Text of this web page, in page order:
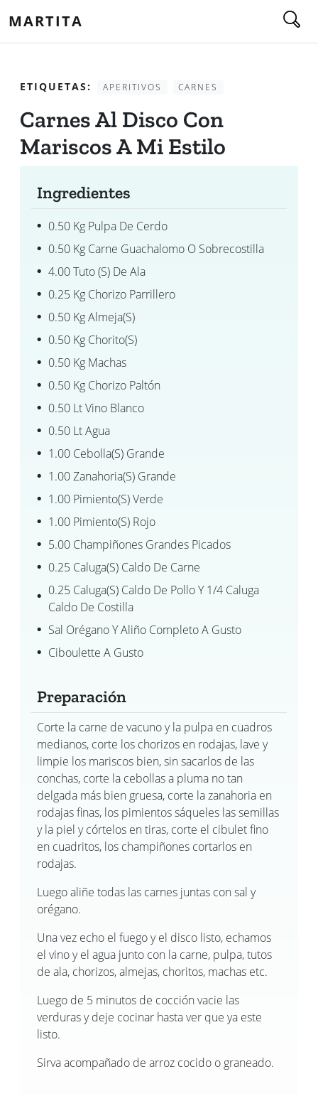
MARTITA
ETIQUETAS: APERITIVOS CARNES
Carnes Al Disco Con
Mariscos A Mi Estilo
Ingredientes
0.50 Kg Pulpa De Cerdo
0.50 Kg Carne Guachalomo O Sobrecostilla
4.00 Tuto (s) De Ala
0.25 Kg Chorizo Parrillero
0.50 Kg Almeja(s)
0.50 Kg Chorito(s)
0.50 Kg Machas
0.50 Kg Chorizo Paltón
0.50 Lt Vino Blanco
0.50 Lt Agua
1.00 Cebolla(s) Grande
1.00 Zanahoria(s) Grande
1.00 Pimiento(s) Verde
1.00 Pimiento(s) Rojo
5.00 Champiñones Grandes Picados
0.25 Caluga(s) Caldo De Carne
0.25 Caluga(s) Caldo De Pollo Y 1/4 Caluga
Caldo De Costilla
Sal Orégano Y Aliño Completo A Gusto
Ciboulette A Gusto
Preparación
Corte la carne de vacuno y la pulpa en cuadros
medianos, corte los chorizos en rodajas, lave y
limpie los mariscos bien, sin sacarlos de las
conchas, corte la cebollas a pluma no tan
delgada más bien gruesa, corte la zanahoria en
rodajas finas, los pimientos sáqueles las semillas
y la piel y córtelos en tiras, corte el cibulet fino
en cuadritos, los champiñones cortarlos en
rodajas.
Luego aliñe todas las carnes juntas con sal y
orégano.
Una vez echo el fuego y el disco listo, echamos
el vino y el agua junto con la carne, pulpa, tutos
de ala, chorizos, almejas, choritos, machas etc.
Luego de 5 minutos de cocción vacie las
verduras y deje cocinar hasta ver que ya este
listo.
Sirva acompañado de arroz cocido o graneado.